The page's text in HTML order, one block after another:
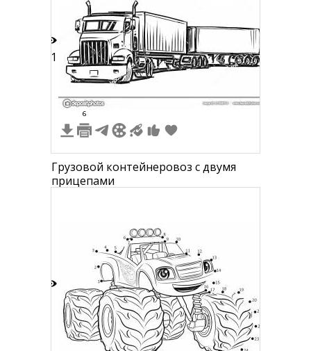
11
6
Грузовой контейнеровоз с двумя
прицепами